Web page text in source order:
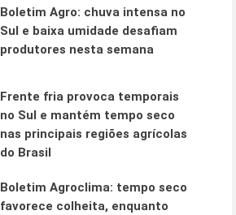
Boletim Agro: chuva intensa no
Sul e baixa umidade desafiam
produtores nesta semana
Frente fria provoca temporais
no Sul e mantém tempo seco
nas principais regiões agrícolas
do Brasil
Boletim Agroclima: tempo seco
favorece colheita, enquanto